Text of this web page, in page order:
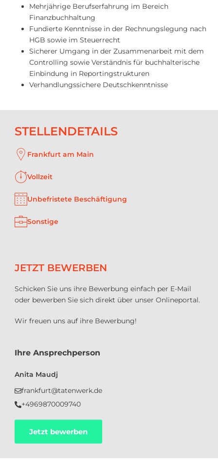
Mehrjährige Berufserfahrung im Bereich
Finanzbuchhaltung
Fundierte Kenntnisse in der Rechnungslegung nach
HGB sowie im Steuerrecht
Sicherer Umgang in der Zusammenarbeit mit dem
Controlling sowie Verständnis für buchhalterische
Einbindung in Reportingstrukturen
Verhandlungssichere Deutschkenntnisse
STELLENDETAILS
Frankfurt am Main
Vollzeit
Unbefristete Beschäftigung
Sonstige
JETZT BEWERBEN
Schicken Sie uns ihre Bewerbung einfach per E-Mail
oder bewerben Sie sich direkt über unser Onlineportal.
Wir freuen uns auf ihre Bewerbung!
Ihre Ansprechperson
Anita Maudj
frankfurt@tatenwerk.de
+4969870009740
Jetzt bewerben